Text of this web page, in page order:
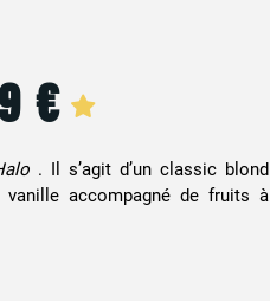
€
. Il s’agit d’un classic blond
accompagné de fruits à